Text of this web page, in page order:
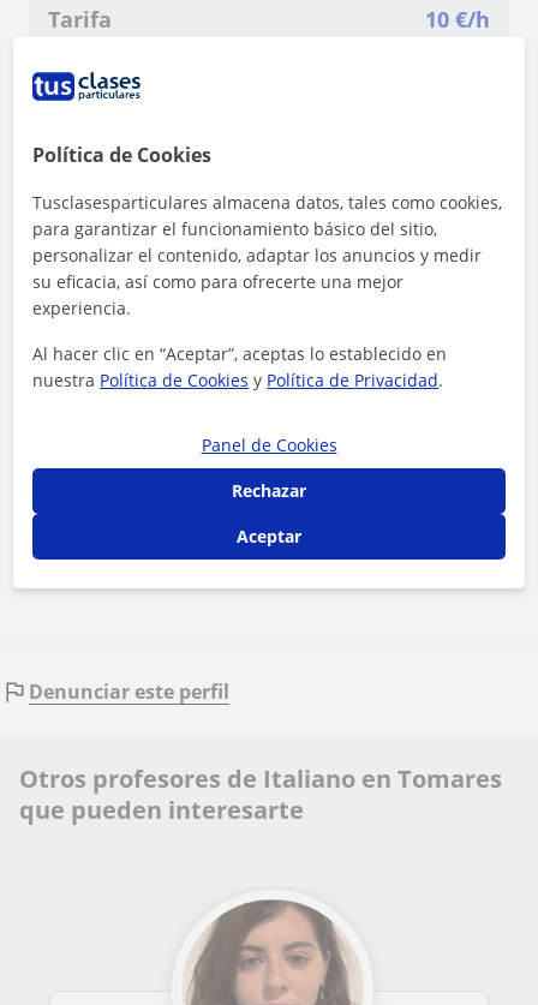
Tarifa 10 €/h
1ª clase gratis
Al hacer clic, aceptas nuestro
Contactar ahora
Denunciar este perfil
Otros profesores de Italiano en Tomares
que pueden interesarte
Política de Cookies
Tusclasesparticulares almacena datos, tales como cookies,
para garantizar el funcionamiento básico del sitio,
personalizar el contenido, adaptar los anuncios y medir
su eficacia, así como para ofrecerte una mejor
experiencia.
Al hacer clic en “Aceptar”, aceptas lo establecido en
nuestra Política de Cookies y Política de Privacidad.
Panel de Cookies
Rechazar
Aceptar